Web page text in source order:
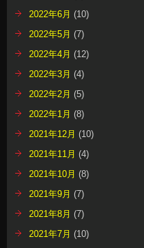
2022年6月 (10)
2022年5月 (7)
2022年4月 (12)
2022年3月 (4)
2022年2月 (5)
2022年1月 (8)
2021年12月 (10)
2021年11月 (4)
2021年10月 (8)
2021年9月 (7)
2021年8月 (7)
2021年7月 (10)